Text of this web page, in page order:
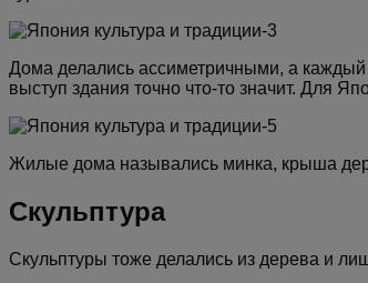
Дома делались ассиметричными, а
выступ здания точно что-то значит. Для
Жилые дома назывались минка, крыша
Скульптура
Скульптуры тоже делались из дерева и